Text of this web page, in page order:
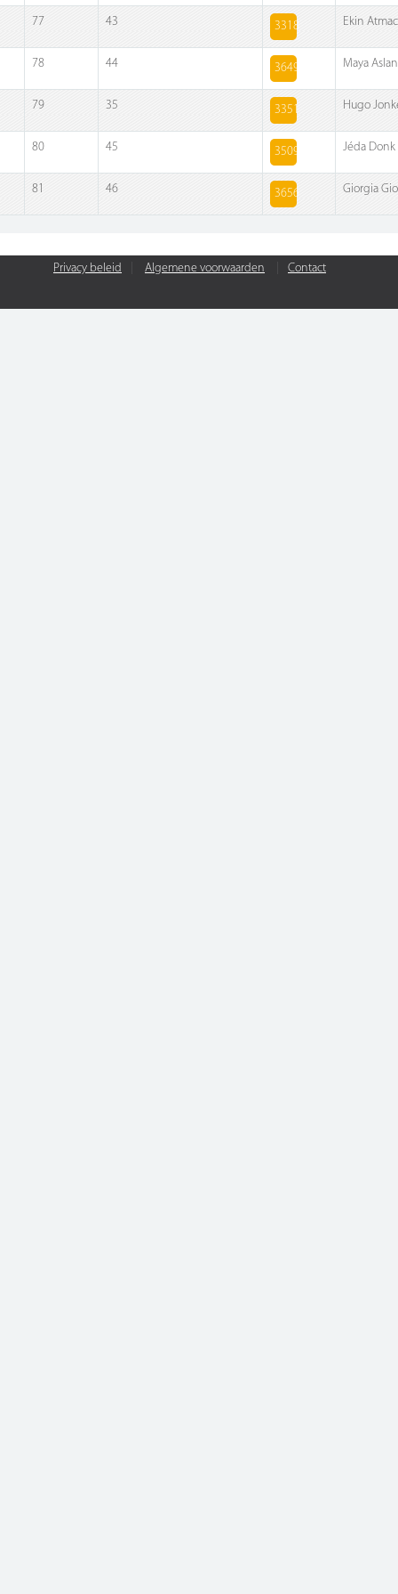
77 43 3318 Ekin
78 44 3649 Maya Aslan
79 35 3351 Hugo
80 45 3509 Jéda
81 46 3656 Giorgia
Privacy beleid Algemene voorwaarden Contact